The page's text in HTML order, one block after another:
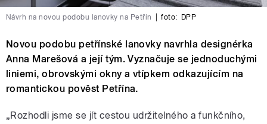
Návrh na novou podobu lanovky na Petřín foto: DPP
Novou podobu petřínské lanovky navrhla designérka
Anna Marešová a její tým. Vyznačuje se jednoduchými
liniemi, obrovskými okny a vtípkem odkazujícím na
romantickou pověst Petřína.
„Rozhodli jsme se jít cestou udržitelného a funkčního,